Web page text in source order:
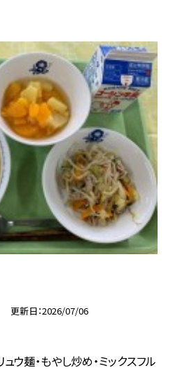
更新日 2026/07/06
ュウ麺・もやし炒め・ミックスフル